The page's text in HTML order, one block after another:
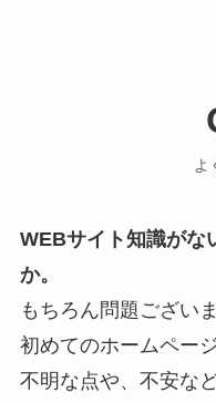
よ
WEBサイト知識がな
か。
もちろん問題ござい
初めてのホームペー
不明な点や、不安な